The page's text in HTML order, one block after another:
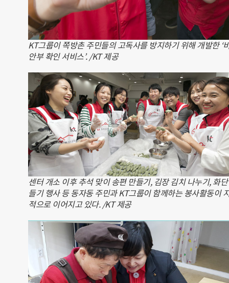
KT그룹이 쪽방촌 주민들의 고독사를 방지하기 위해 개발한 ‘
안부 확인 서비스’. /KT 제공
센터 개소 이후 추석 맞이 송편 만들기, 김장 김치 나누기, 화
들기 행사 등 동자동 주민과 KT그룹이 함께하는 봉사활동이
적으로 이어지고 있다. /KT 제공